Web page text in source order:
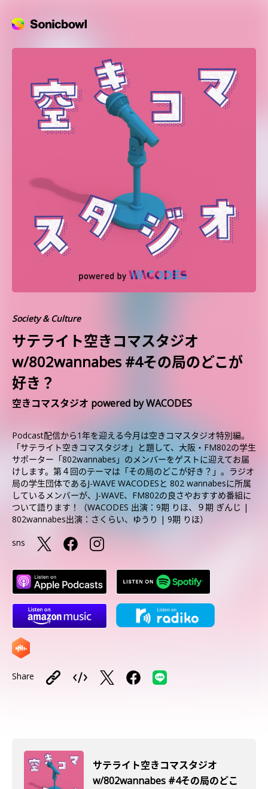
Society & Culture
サテライト空きコマスタジオ
w/802wannabes #4その局のどこが
好き？
空きコマスタジオ powered by WACODES
Podcast配信から1年を迎える今月は空きコマスタジオ特別編。
「サテライト空きコマスタジオ」と題して、大阪・FM802の学生
サポーター「802wannabes」のメンバーをゲストに迎えてお届
けします。第４回のテーマは「その局のどこが好き？」。ラジオ
局の学生団体であるJ-WAVE WACODESと 802 wannabesに所属
しているメンバーが、J-WAVE、FM802の良さやおすすめ番組に
ついて語ります！（WACODES 出演：9期 りほ、９期 ぎんじ |
802wannabes出演：さくらい、ゆうり | 9期 りほ）
sns
Share
サテライト空きコマスタジオ
w/802wannabes #4その局のどこ